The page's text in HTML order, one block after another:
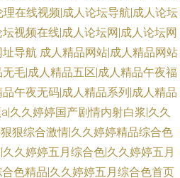
在线视频|成人论坛导航|成人论坛
视频在线|成人论坛网|成人论坛网
址导航 成人精品网站|成人精品网站
毛|成人精品五区|成人精品午夜福
午夜无码|成人精品系列|成人精品
久久婷婷国产剧情内射白浆|久久
狠综合激情|久久婷婷精品综合色
久婷婷五月综合色|久久婷婷五月
色精品|久久婷婷五月综合色首页